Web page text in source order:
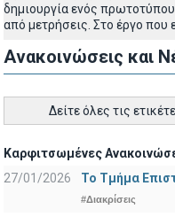
δημιουργία ενός
από μετρήσεις. Στο έργο που
Ανακοινώσεις και
Δείτε όλες τις
Καρφιτσωμένες
27/01/2026
Το Τμήμα
#Διακρίσεις